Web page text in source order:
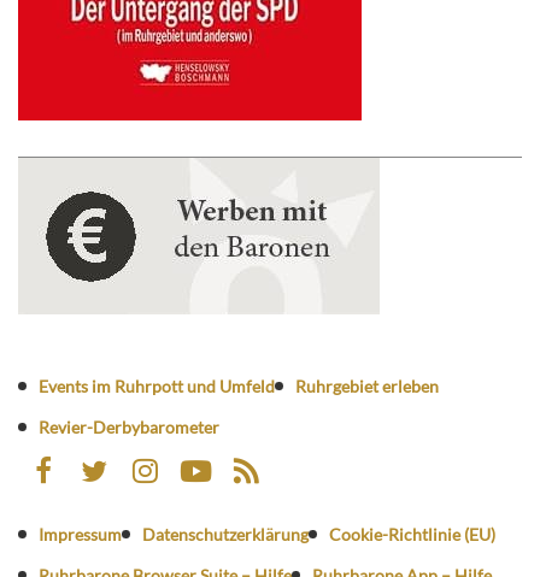
Events im Ruhrpott und Umfeld
Ruhrgebiet erleben
Revier-Derbybarometer
Impressum Datenschutzerklärung
Cookie-Richtlinie (EU)